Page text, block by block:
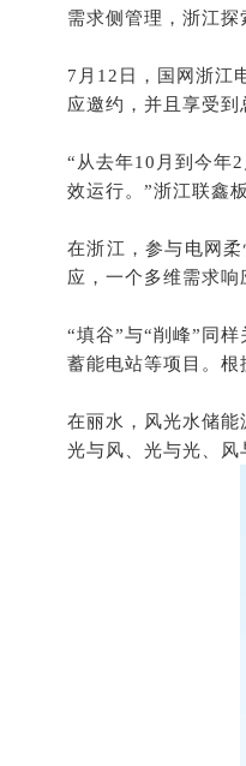
需求侧管理，浙江
7月12日，国网浙江
应邀约，并且享受到
“从去年10月到今年
效运行。”浙江联鑫
在浙江，参与电网
应，一个多维需求响
“填谷”与“削峰”同
蓄能电站等项目。
在丽水，风光水储
光与风、光与光、